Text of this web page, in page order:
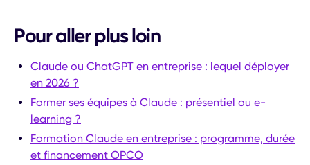
Pour aller plus loin
Claude ou ChatGPT en entreprise : lequel déployer
en 2026 ?
Former ses équipes à Claude : présentiel ou e-
learning ?
Formation Claude en entreprise : programme, durée
et financement OPCO